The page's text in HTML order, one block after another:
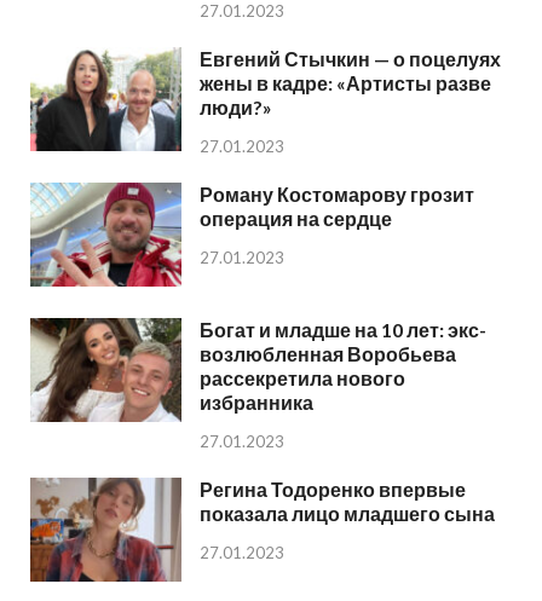
27.01.2023
Евгений Стычкин — о поцелуях
жены в кадре: «Артисты разве
люди?»
27.01.2023
Роману Костомарову грозит
операция на сердце
27.01.2023
Богат и младше на 10 лет: экс-
возлюбленная Воробьева
рассекретила нового
избранника
27.01.2023
Регина Тодоренко впервые
показала лицо младшего сына
27.01.2023